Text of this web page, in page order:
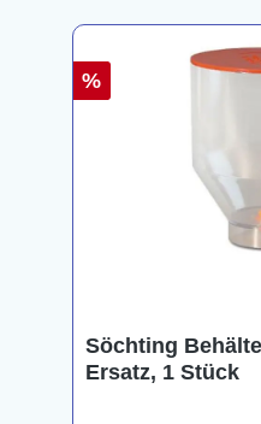
%
Söchting
Ersatz, 1 Stück